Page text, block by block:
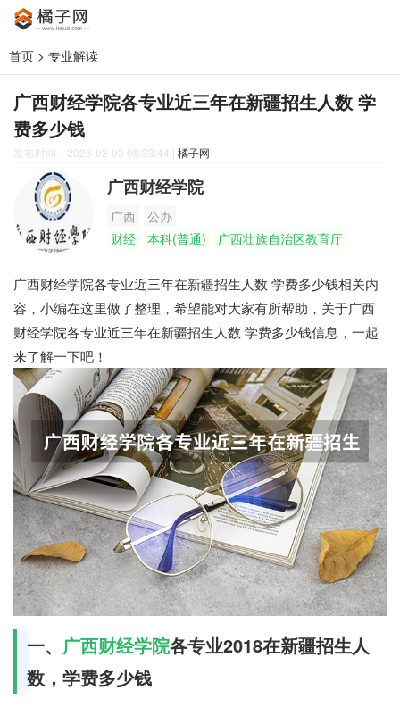
首页 > 专业解读
广西财经学院各专业近三年在新疆招生人数 学
费多少钱
发布时间：2026-02-03 08:33:44 | 橘子网
广西财经学院
广西
公办
财经
本科(普通) 广西壮族自治区教育厅
广西财经学院各专业近三年在新疆招生人数 学费多少钱相关内
容，小编在这里做了整理，希望能对大家有所帮助，关于广西
财经学院各专业近三年在新疆招生人数 学费多少钱信息，一起
来了解一下吧！
一、 广西财经学院各专业2018在新疆招生人
数，学费多少钱